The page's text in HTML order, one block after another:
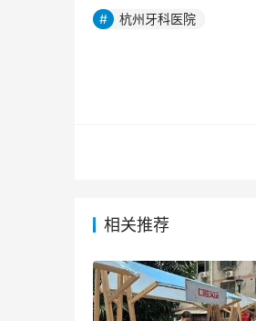
杭州牙科医院
相关推荐